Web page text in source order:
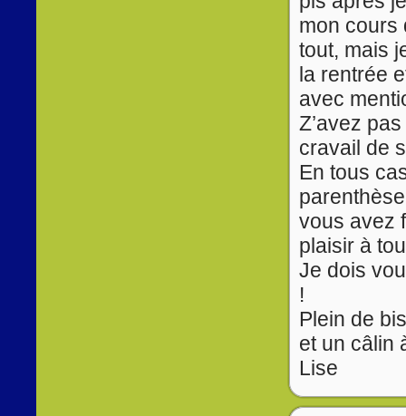
mon cours
tout, mais
la rentrée
avec
Z’avez
cravail de
En tous
vous avez
plaisir à
Je dois
!
Plein de
et un câlin
Lise